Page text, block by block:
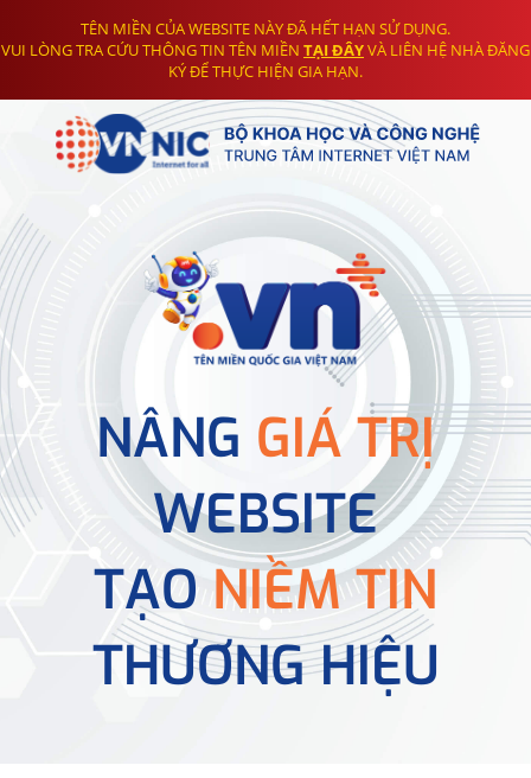
TÊN MIỀN CỦA WEBSITE NÀY ĐÃ HẾT HẠN SỬ DỤNG.
VUI LÒNG TRA CỨU THÔNG TIN TÊN MIỀN TẠI ĐÂYVÀ LIÊN HỆ NHÀ ĐĂNG
KÝ ĐỂ THỰC HIỆN GIA HẠN.
NÂNG GIÁ TRỊ
WEBSITE
TẠONIỀM TIN
THƯƠNG HIỆU